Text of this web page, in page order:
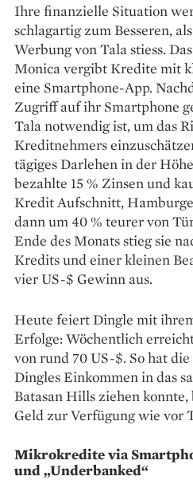
Ihre finanzielle Situation
schlagartig zum Besseren,
Werbung von Tala stiess.
Monica vergibt Kredite mit
eine Smartphone-App.
Zugriff auf ihr Smartphone
Tala notwendig ist, um das
Kreditnehmers
tägiges Darlehen in der
bezahlte 15 % Zinsen und
Kredit Aufschnitt,
dann um 40 % teurer von
Ende des Monats stieg sie
Kredits und einer kleinen
vier US-$ Gewinn aus.
Heute feiert Dingle mit
Erfolge: Wöchentlich
von rund 70 US-$. So hat
Dingles Einkommen in das
Batasan Hills ziehen
Geld zur Verfügung wie vor
Mikrokredite via
und „Underbanked“